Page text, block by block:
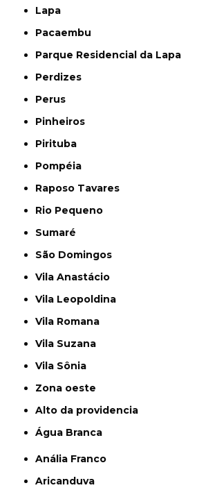
Lapa
Pacaembu
Parque Residencial da Lapa
Perdizes
Perus
Pinheiros
Pirituba
Pompéia
Raposo Tavares
Rio Pequeno
Sumaré
São Domingos
Vila Anastácio
Vila Leopoldina
Vila Romana
Vila Suzana
Vila Sônia
Zona oeste
alto da providencia
Água Branca
Anália Franco
Aricanduva